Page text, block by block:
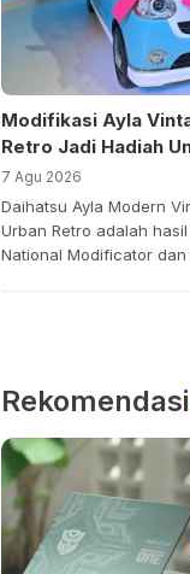
Modifikasi Ayla
Retro Jadi Hadiah
7 Agu 2026
Daihatsu Ayla Modern
Urban Retro adalah
National Modificator dan
Rekomendasi